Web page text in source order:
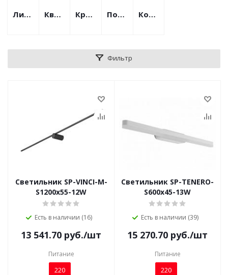
Линейные Квадратные Круглые Поворотные Комплектующие
Фильтр
Светильник SP-VINCI-M-
S1200x55-12W
Есть в наличии (16)
13 541.70 руб./шт
Питание
220
Светильник SP-TENERO-
S600x45-13W
Есть в наличии (39)
15 270.70 руб./шт
Питание
220